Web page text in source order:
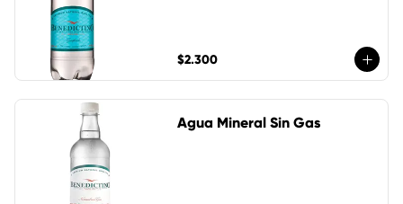
$2.300
Agua Mineral Sin Gas